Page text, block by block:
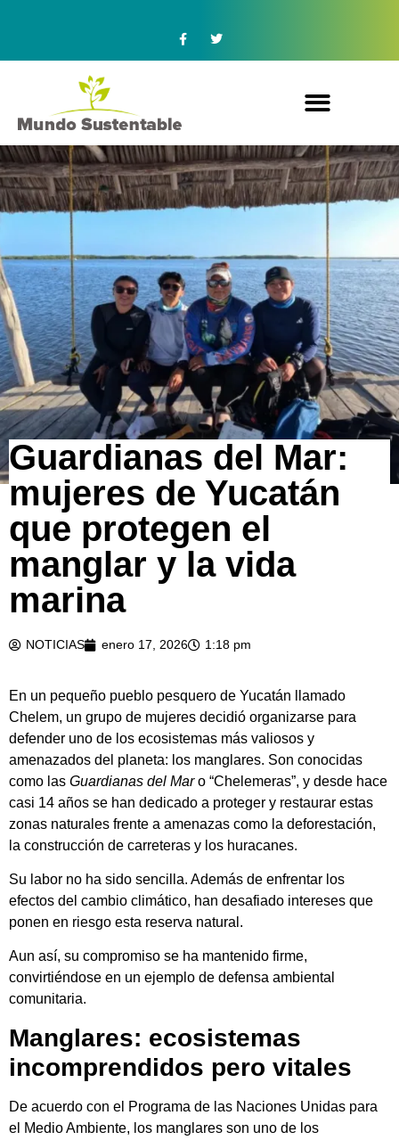
Guardianas del Mar:
mujeres de Yucatán
que protegen el
manglar y la vida
marina
NOTICIAS enero 17, 2026 1:18 pm
En un pequeño pueblo pesquero de Yucatán llamado
Chelem, un grupo de mujeres decidió organizarse para
defender uno de los ecosistemas más valiosos y
amenazados del planeta: los manglares. Son conocidas
como las Guardianas del Maro “Chelemeras”, y desde hace
casi 14 años se han dedicado a proteger y restaurar estas
zonas naturales frente a amenazas como la deforestación,
la construcción de carreteras y los huracanes.
Su labor no ha sido sencilla. Además de enfrentar los
efectos del cambio climático, han desafiado intereses que
ponen en riesgo esta reserva natural.
Aun así, su compromiso se ha mantenido firme,
convirtiéndose en un ejemplo de defensa ambiental
comunitaria.
Manglares: ecosistemas
incomprendidos pero vitales
De acuerdo con el Programa de las Naciones Unidas para
el Medio Ambiente, los manglares son uno de los